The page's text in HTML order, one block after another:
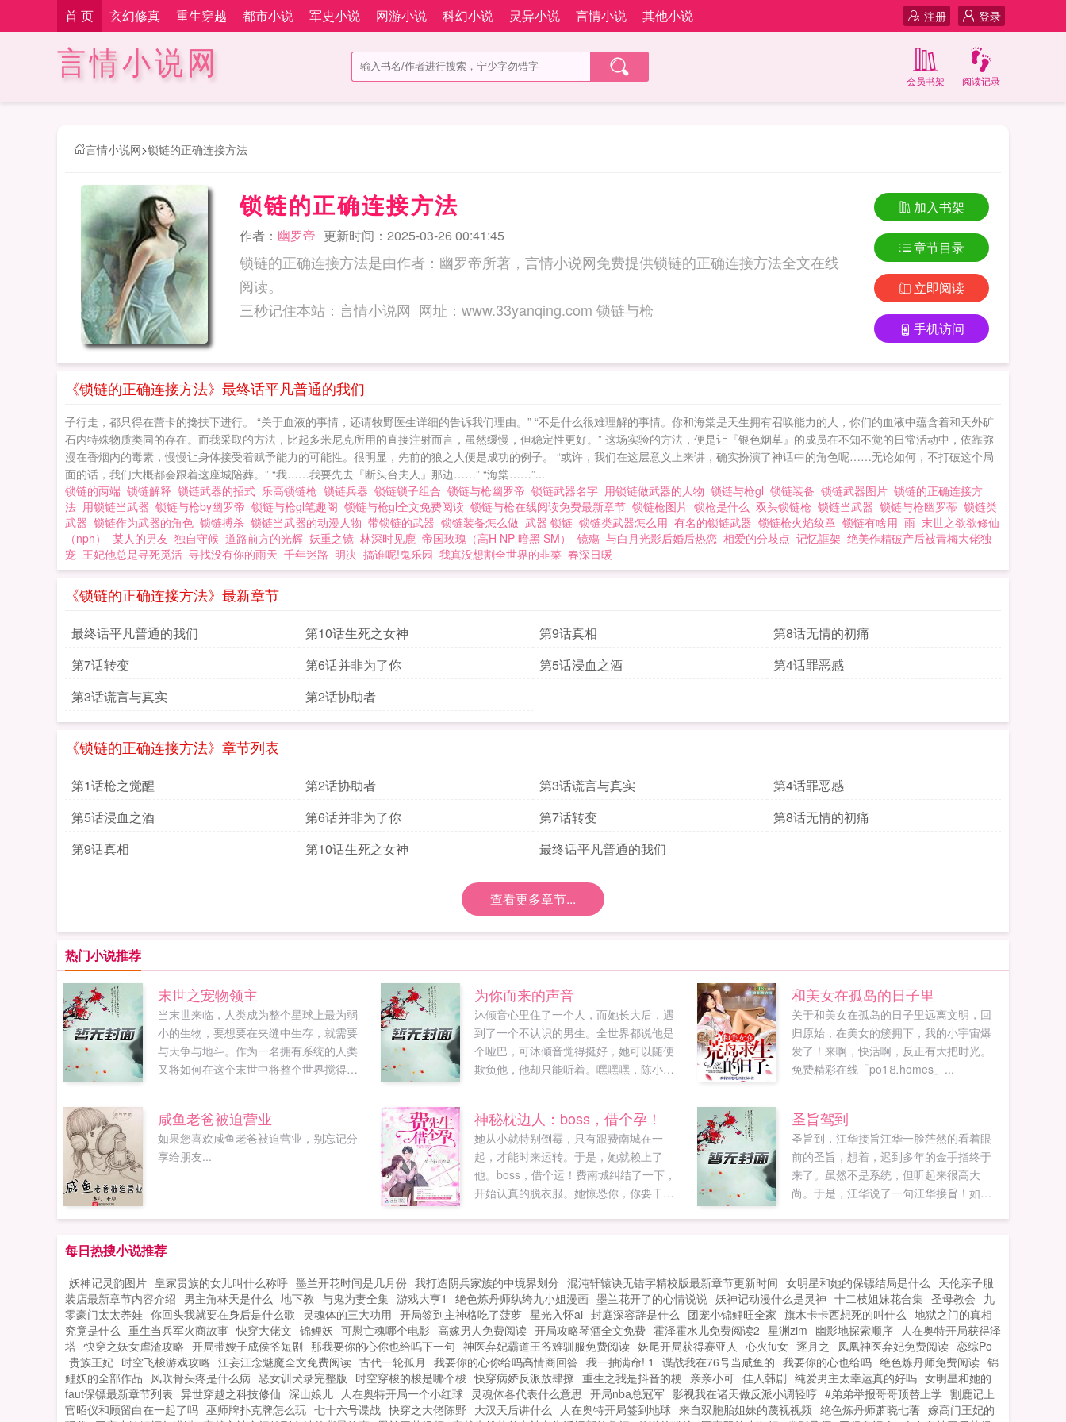
首 页 玄幻修真 重生穿越 都市小说 军史小说 网游小说 科幻小说 灵异小说 言情小说 其他小说 登录
注册
言情小说网 阅读记录
会员书架
言情小说网>锁链的正确连接方法
锁链的正确连接方法
作者： 幽罗帝 更新时间：2025-03-26 00:41:45
锁链的正确连接方法是由作者：幽罗帝所著，言情小说网免费提供锁链的正确连接方法全文在线
阅读。
三秒记住本站：言情小说网 网址：www.33yanqing.com 锁链与枪
加入书架
章节目录
立即阅读
手机访问
《锁链的正确连接方法》最终话平凡普通的我们
子行走，都只得在蕾卡的搀扶下进行。 “关于血液的事情，还请牧野医生详细的告诉我们理由。” “不是什么很难理解的事情。你和海棠是天生拥有召唤能力的人，你们的血液中蕴含着和天外矿
石内特殊物质类同的存在。而我采取的方法，比起多米尼克所用的直接注射而言，虽然缓慢，但稳定性更好。” 这场实验的方法，便是让『银色烟草』的成员在不知不觉的日常活动中，依靠弥
漫在香烟内的毒素，慢慢让身体接受着赋予能力的可能性。很明显，先前的狼之人便是成功的例子。 “或许，我们在这层意义上来讲，确实扮演了神话中的角色呢……无论如何，不打破这个局
面的话，我们大概都会跟着这座城陪葬。” “我……我要先去『断头台夫人』那边……” “海棠……”...
锁链的两端 锁链解释 锁链武器的招式 乐高锁链枪 锁链兵器 锁链锁子组合 锁链与枪幽罗帝 锁链武器名字 用锁链做武器的人物 锁链与枪gl 锁链装备 锁链武器图片 锁链的正确连接方
法 用锁链当武器 锁链与枪by幽罗帝 锁链与枪gl笔趣阁 锁链与枪gl全文免费阅读 锁链与枪在线阅读免费最新章节 锁链枪图片 锁枪是什么 双头锁链枪 锁链当武器 锁链与枪幽罗蒂 锁链类
武器 锁链作为武器的角色 锁链搏杀 锁链当武器的动漫人物 带锁链的武器 锁链装备怎么做 武器 锁链 锁链类武器怎么用 有名的锁链武器 锁链枪火焰纹章 锁链有啥用 雨 末世之欲欲修仙
（nph）
某人的男友 独自守候 道路前方的光辉 妖重之镜 林深时见鹿 帝国玫瑰（高H NP 暗黑 SM） 镜殤 与白月光影后婚后热恋 相爱的分歧点 记忆誆架 绝美作精破产后被青梅大佬独
宠 王妃他总是寻死觅活 寻找没有你的雨天 千年迷路 明决 搞谁呢!鬼乐园 我真没想割全世界的韭菜 春深日暖
《锁链的正确连接方法》最新章节
最终话平凡普通的我们 第10话生死之女神 第9话真相
第8话无情的初痛
第7话转变
第6话并非为了你 第5话浸血之酒
第4话罪恶感
第3话谎言与真实
第2话协助者
《锁链的正确连接方法》章节列表
第1话枪之觉醒 第2话协助者 第3话谎言与真实
第4话罪恶感
第5话浸血之酒
第6话并非为了你 第7话转变
第8话无情的初痛
第9话真相
第10话生死之女神 最终话平凡普通的我们
查看更多章节...
热门小说推荐
末世之宠物领主
当末世来临，人类成为整个星球上最为弱
小的生物，要想要在夹缝中生存，就需要
与天争与地斗。作为一名拥有系统的人类
又将如何在这个末世中将整个世界搅得天
为你而来的声音
沐倾音心里住了一个人，而她长大后，遇
到了一个不认识的男生。全世界都说他是
个哑巴，可沐倾音觉得挺好，她可以随便
欺负他，他却只能听着。嘿嘿嘿，陈小少
的样子，就像一只打不死的小强，不过你
还真能打动我陈小强陈美人，你睡着的样
子，可真像睡美人啊陈睡美人某天，沐倾
音抓着他胳膊祈求小楠楠～你给我卖个萌
看看？终于，男孩把她逼到了墙角，咬牙
切齿的道你知不知道，要不是我舍不得，
忘记分享给朋友...
和美女在孤岛的日子里
关于和美女在孤岛的日子里远离文明，回
归原始，在美女的簇拥下，我的小宇宙爆
发了！来啊，快活啊，反正有大把时光。
免费精彩在线「po1⒏homes」...
咸鱼老爸被迫营业
如果您喜欢咸鱼老爸被迫营业，别忘记分
享给朋友...
神秘枕边人：boss，借个孕！
她从小就特别倒霉，只有跟费南城在一
起，才能时来运转。于是，她就赖上了
他。boss，借个运！费南城纠结了一下，
开始认真的脱衣服。她惊恐你，你要干什
枕边人boss，借个孕！，别忘记分享给朋
友...
圣旨驾到
圣旨到，江华接旨江华一脸茫然的看着眼
前的圣旨，想着，迟到多年的金手指终于
来了。虽然不是系统，但听起来很高大
尚。于是，江华说了一句江华接旨！如果
每日热搜小说推荐
妖神记灵韵图片 皇家贵族的女儿叫什么称呼 墨兰开花时间是几月份 我打造阴兵家族的中境界划分 混沌轩辕诀无错字精校版最新章节更新时间 女明星和她的保镖结局是什么 天伦亲子服
装店最新章节内容介绍 男主角林天是什么 地下教 与鬼为妻全集 游戏大亨1 绝色炼丹师纨绔九小姐漫画 墨兰花开了的心情说说 妖神记动漫什么是灵神 十二枝姐妹花合集 圣母教会 九
零豪门太太养娃 你回头我就要在身后是什么歌 灵魂体的三大功用 开局签到主神格吃了菠萝 星光入怀ai 封庭深容辞是什么 团宠小锦鲤旺全家 旗木卡卡西想死的叫什么 地狱之门的真相
究竟是什么 重生当兵军火商故事 快穿大佬文 锦鲤妖 可慰亡魂哪个电影 高嫁男人免费阅读 开局攻略琴酒全文免费 霍泽霍水儿免费阅读2 星渊zim 幽影地探索顺序 人在奥特开局获得泽
塔 快穿之妖女虐渣攻略 开局带嫂子成侯爷短剧 那我要你的心你也给吗下一句 神医弃妃霸道王爷难驯服免费阅读 妖尾开局获得赛亚人 心火fu女 逐月之 凤凰神医弃妃免费阅读 恋综Po
贵族王妃 时空飞梭游戏攻略 江妄江念魅魔全文免费阅读 古代一轮孤月 我要你的心你给吗高情商回答 我一抽满命! 1 谍战我在76号当咸鱼的 我要你的心也给吗 绝色炼丹师免费阅读 锦
鲤妖的全部作品
风吹骨头疼是什么病 恶女训犬录完整版 时空穿梭的梭是哪个梭 快穿病娇反派放肆撩 重生之我是抖音的梗 亲亲小可 佳人韩剧 纯爱男主太幸运真的好吗 女明星和她的
faut保镖最新章节列表 异世穿越之科技修仙 深山娘儿 人在奥特开局一个小红球 灵魂体各代表什么意思 开局nba总冠军 影视我在诸天做反派小调轻哼 #弟弟举报哥哥顶替上学 割鹿记上
官昭仪和顾留白在一起了吗 巫师牌扑克牌怎么玩 七十六号谍战 快穿之大佬陈野 大汉天后讲什么 人在奥特开局签到地球 来自双胞胎姐妹的蔑视视频 绝色炼丹师萧晓七著 嫁高门王妃的